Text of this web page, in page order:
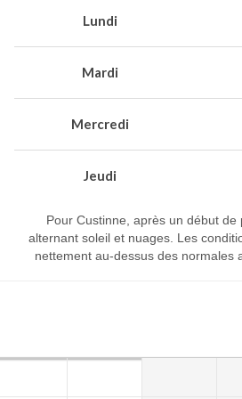
Lundi
Mardi
Mercredi
Jeudi
Pour Custinne, après un début
alternant soleil et nuages. Les
nettement au-dessus des normales